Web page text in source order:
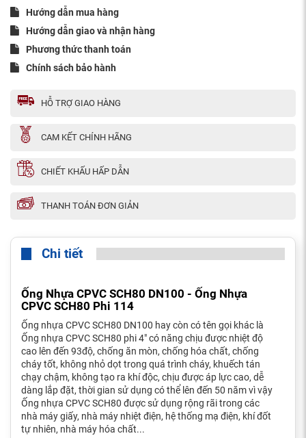
Hướng dẫn mua hàng
Hướng dẫn giao và nhận hàng
Phương thức thanh toán
Chính sách bảo hành
HỖ TRỢ GIAO HÀNG
CAM KẾT CHÍNH HÃNG
CHIẾT KHẤU HẤP DẪN
THANH TOÁN ĐƠN GIẢN
Chi tiết
Ống Nhựa CPVC SCH80 DN100 - Ống Nhựa
CPVC SCH80 Phi 114
Ống nhựa CPVC SCH80 DN100 hay còn có tên gọi khác là
Ống nhựa CPVC SCH80 phi 4" có năng chịu được nhiệt độ
cao lên đến 93độ, chống ăn mòn, chống hóa chất, chống
cháy tốt, không nhỏ dọt trong quá trình cháy, khuếch tán
chạy chậm, không tạo ra khí độc, chịu được áp lực cao, dễ
dàng lắp đặt, thời gian sử dụng có thể lên đến 50 năm vì vậy
Ống nhựa CPVC SCH80 được sử dụng rộng rãi trong các
nhà máy giấy, nhà máy nhiệt điện, hệ thống mạ điện, khí đốt
tự nhiên, nhà máy hóa chất...